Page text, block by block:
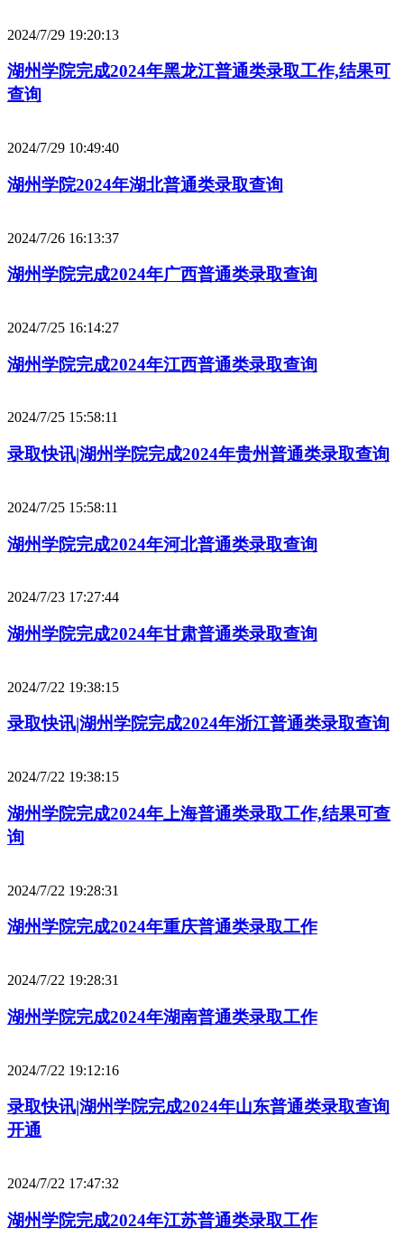
2024/7/29 19:20:13
湖州学院完成2024年黑龙江普通类录取工作,结果可
查询
2024/7/29 10:49:40
湖州学院2024年湖北普通类录取查询
2024/7/26 16:13:37
湖州学院完成2024年广西普通类录取查询
2024/7/25 16:14:27
湖州学院完成2024年江西普通类录取查询
2024/7/25 15:58:11
录取快讯|湖州学院完成2024年贵州普通类录取查询
2024/7/25 15:58:11
湖州学院完成2024年河北普通类录取查询
2024/7/23 17:27:44
湖州学院完成2024年甘肃普通类录取查询
2024/7/22 19:38:15
录取快讯|湖州学院完成2024年浙江普通类录取查询
2024/7/22 19:38:15
湖州学院完成2024年上海普通类录取工作,结果可查
询
2024/7/22 19:28:31
湖州学院完成2024年重庆普通类录取工作
2024/7/22 19:28:31
湖州学院完成2024年湖南普通类录取工作
2024/7/22 19:12:16
录取快讯|湖州学院完成2024年山东普通类录取查询
开通
2024/7/22 17:47:32
湖州学院完成2024年江苏普通类录取工作